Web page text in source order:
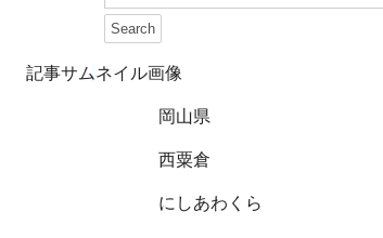
記事サムネイル画像
岡山県
西粟倉
にしあわくら